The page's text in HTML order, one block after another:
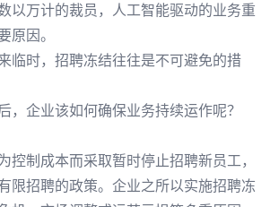
以万计的裁员，人工智能驱动的业务重
原因。
临时，招聘冻结往往是不可避免的措
，企业该如何确保业务持续运作呢？
控制成本而采取暂时停止招聘新员工，
限招聘的政策。企业之所以实施招聘冻